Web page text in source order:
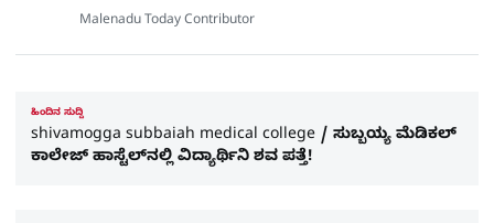
Malenadu Today Contributor
ಹಿಂದಿನ ಸುದ್ದಿ
shivamogga subbaiah medical college / ಸುಬ್ಬಯ್ಯ ಮೆಡಿಕಲ್
ಕಾಲೇಜ್​ ಹಾಸ್ಟೆಲ್​ನಲ್ಲಿ ವಿದ್ಯಾರ್ಥಿನಿ ಶವ ಪತ್ತೆ!